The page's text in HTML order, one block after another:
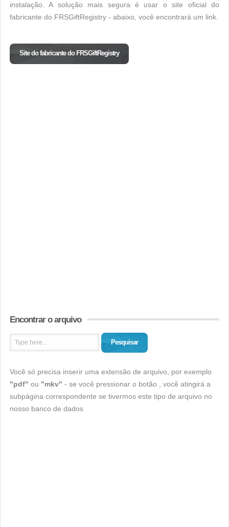
instalação. A solução mais segura é usar o site oficial do
fabricante do FRSGiftRegistry - abaixo, você encontrará um link.
Site do fabricante do FRSGiftRegistry
Encontrar o arquivo
Pesquisar
Você só precisa inserir uma extensão de arquivo, por exemplo
"pdf" ou "mkv" - se você pressionar o botão , você atingirá a
subpágina correspondente se tivermos este tipo de arquivo no
nosso banco de dados